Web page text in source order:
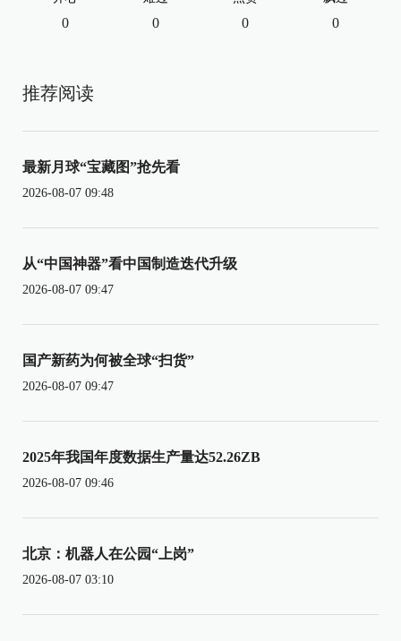
0 0 0 0
推荐阅读
最新月球“宝藏图”抢先看
2026-08-07 09:48
从“中国神器”看中国制造迭代升级
2026-08-07 09:47
国产新药为何被全球“扫货”
2026-08-07 09:47
2025年我国年度数据生产量达52.26ZB
2026-08-07 09:46
北京：机器人在公园“上岗”
2026-08-07 03:10